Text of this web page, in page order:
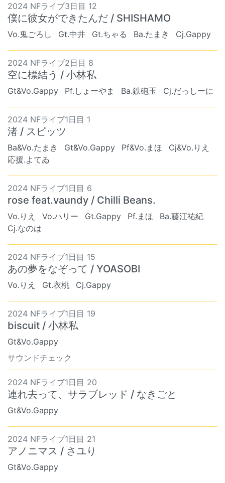
2024 NFライブ3日目 12
僕に彼女ができたんだ / SHISHAMO
Vo.鬼ごろし Gt.中井 Gt.ちゃる Ba.たまき Cj.Gappy
2024 NFライブ2日目 8
空に標結う / 小林私
Gt&Vo.Gappy Pf.しょーやま Ba.鉄砲玉 Cj.だっしーに
2024 NFライブ1日目 1
渚 / スピッツ
Ba&Vo.たまき Gt&Vo.Gappy Pf&Vo.まほ
Cj&Vo.りえ
応援.よてゐ
2024 NFライブ1日目 6
rose feat.vaundy / Chilli Beans.
Vo.りえ Vo.ハリー Gt.Gappy Pf.まほ
Ba.藤江祐紀
Cj.なのは
2024 NFライブ1日目 15
あの夢をなぞって / YOASOBI
Vo.りえ Gt.衣桃 Cj.Gappy
2024 NFライブ1日目 19
biscuit / 小林私
Gt&Vo.Gappy
サウンドチェック
2024 NFライブ1日目 20
連れ去って、サラブレッド / なきごと
Gt&Vo.Gappy
2024 NFライブ1日目 21
アノニマス / さユり
Gt&Vo.Gappy